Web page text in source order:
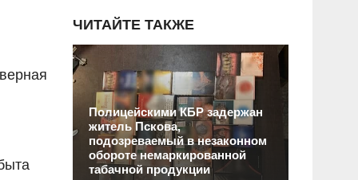
ЧИТАЙТЕ ТАКЖЕ
Полицейскими КБР задержан
житель Пскова,
подозреваемый в незаконном
обороте немаркированной
табачной продукции